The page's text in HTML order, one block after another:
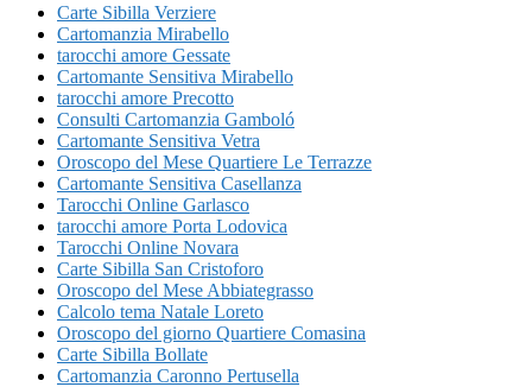
Carte Sibilla Verziere
Cartomanzia Mirabello
tarocchi amore Gessate
Cartomante Sensitiva Mirabello
tarocchi amore Precotto
Consulti Cartomanzia Gamboló
Cartomante Sensitiva Vetra
Oroscopo del Mese Quartiere Le Terrazze
Cartomante Sensitiva Casellanza
Tarocchi Online Garlasco
tarocchi amore Porta Lodovica
Tarocchi Online Novara
Carte Sibilla San Cristoforo
Oroscopo del Mese Abbiategrasso
Calcolo tema Natale Loreto
Oroscopo del giorno Quartiere Comasina
Carte Sibilla Bollate
Cartomanzia Caronno Pertusella